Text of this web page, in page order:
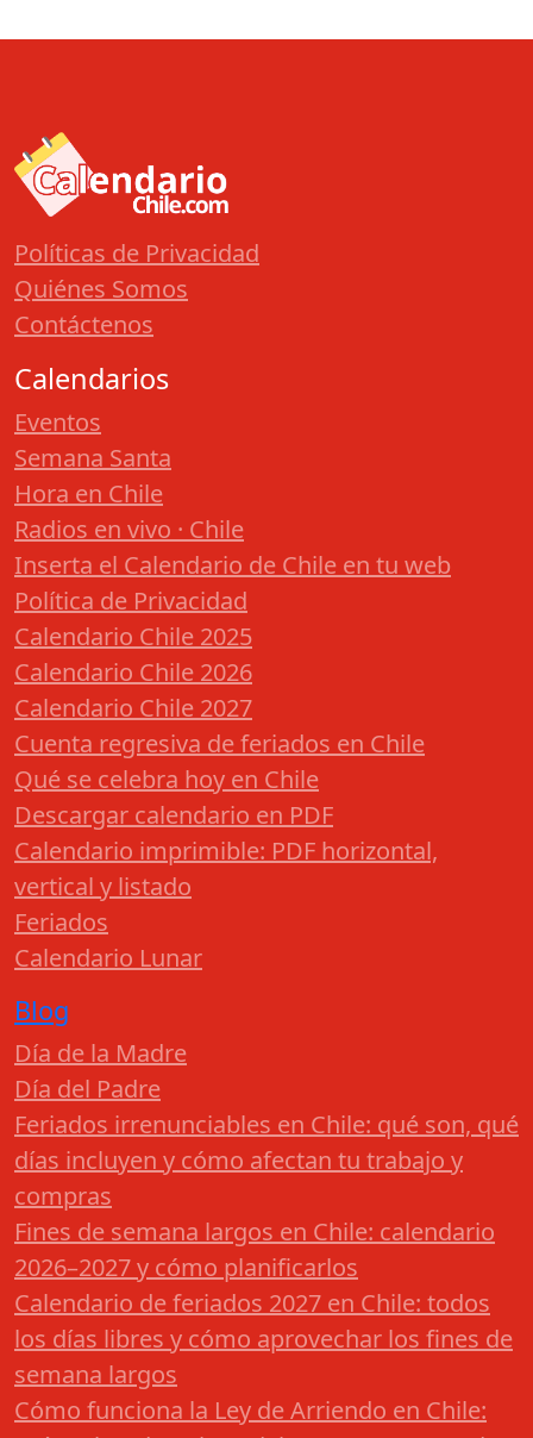
Políticas de Privacidad
Quiénes Somos
Contáctenos
Calendarios
Eventos
Semana Santa
Hora en Chile
Radios en vivo · Chile
Inserta el Calendario de Chile en tu web
Política de Privacidad
Calendario Chile 2025
Calendario Chile 2026
Calendario Chile 2027
Cuenta regresiva de feriados en Chile
Qué se celebra hoy en Chile
Descargar calendario en PDF
Calendario imprimible: PDF horizontal,
vertical y listado
Feriados
Calendario Lunar
Blog
Día de la Madre
Día del Padre
Feriados irrenunciables en Chile: qué son, qué
días incluyen y cómo afectan tu trabajo y
compras
Fines de semana largos en Chile: calendario
2026–2027 y cómo planificarlos
Calendario de feriados 2027 en Chile: todos
los días libres y cómo aprovechar los fines de
semana largos
Cómo funciona la Ley de Arriendo en Chile: